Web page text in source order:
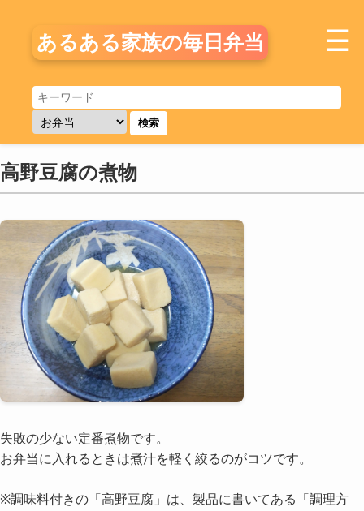
あるある家族の毎日弁当 ☰
検索
高野豆腐の煮物
失敗の少ない定番煮物です。
お弁当に入れるときは煮汁を軽く絞るのがコツです。
※調味料付きの「高野豆腐」は、製品に書いてある「調理方